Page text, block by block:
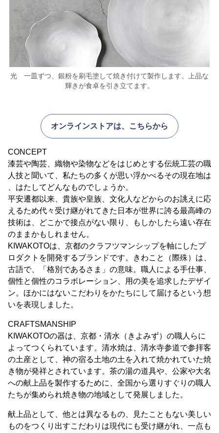
光 一皿ずつ、銀粉を刷毛塗して焼き付けて製作します。上品な
輝きが食卓を引き立てます。
オンラインストアは、こちらから
CONCEPT
漆芸や陶芸、織物や染物などをはじめとする伝統工芸の職
人技と聞いて、私たちの多くが思い浮かべるその現在地は
、はたしてどんなものでしょうか。
平安遷都以来、貴族や皇族、文化人などからのお誂えに応
えるため代々受け継がれてきた日本が世界に誇る最高峰の
技術は、どこかで接点がない限り、もしかしたら遠い存在
のままかもしれません。
KIWAKOTOは、京都のクラフツマンシップを軸にしたプ
ロダクトを開発するブランドです。きわこと（際殊）は、
古語で、「格別であるさま」の意味。職人による手仕事、
個性と個性のコラボレーション、用の美を追求したデザイ
ン。ほかにはないこだわりをかたちにして届けるという想
いを表現しました。
CRAFTSMANSHIP
KIWAKOTOの器は、京都・清水（きよみず）の職人らに
よってつくられています。清水焼は、清水寺参道で参拝客
の土産として、神の宿る土地の土を入れて焼かれていた焼
き物が発祥とされています。茶の湯の道具や、公家や大名
への献上品を製作するために、全国から選りすぐりの職人
たちが集められ焼き物の地域として発展しました。
献上品として、他とは異なるもの、見たこともない美しい
ものをつくり出すこだわりは現代にも受け継がれ、一点も